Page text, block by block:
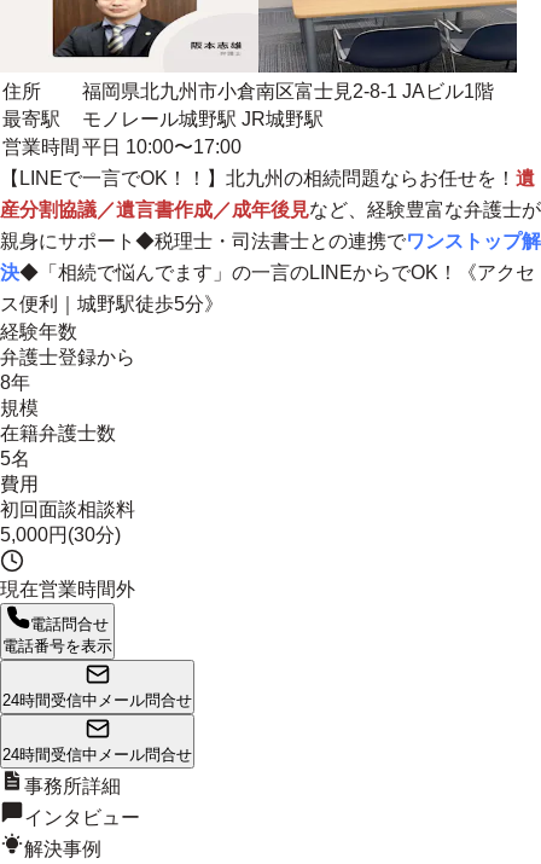
住所
福岡県北九州市小倉南区富士見2-8-1 JAビル1階
最寄駅
モノレール城野駅 JR城野駅
営業時間 平日 10:00〜17:00
【LINEで一言でOK！！】北九州の相続問題ならお任せを！ 遺
産分割協議／遺言書作成／成年後見など、経験豊富な弁護士が
親身にサポート◆税理士・司法書士との連携でワンストップ解
決◆ 「相続で悩んでます」の一言のLINEからでOK！
《アクセ
ス便利｜城野駅徒歩5分》
経験年数
弁護士登録から
8年
規模
在籍弁護士数
5名
費用
初回面談相談料
5,000円(30分)
現在営業時間外
電話問合せ
電話番号を表示
24時間受信中 メール問合せ
24時間受信中 メール問合せ
事務所詳細
インタビュー
解決事例